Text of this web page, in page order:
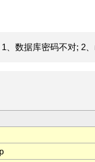
数据库密码不对; 2、